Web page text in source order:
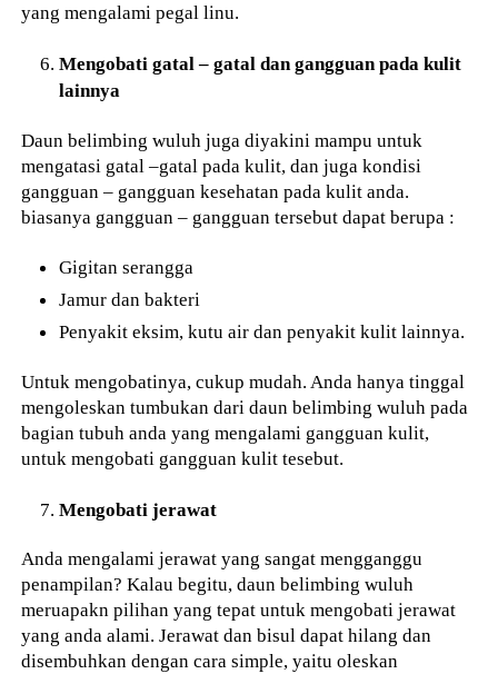
yang mengalami pegal linu.
Mengobati gatal – gatal dan gangguan pada kulit
lainnya
Daun belimbing wuluh juga diyakini mampu untuk
mengatasi gatal –gatal pada kulit, dan juga kondisi
gangguan – gangguan kesehatan pada kulit anda.
biasanya gangguan – gangguan tersebut dapat berupa :
Gigitan serangga
Jamur dan bakteri
Penyakit eksim, kutu air dan penyakit kulit lainnya.
Untuk mengobatinya, cukup mudah. Anda hanya tinggal
mengoleskan tumbukan dari daun belimbing wuluh pada
bagian tubuh anda yang mengalami gangguan kulit,
untuk mengobati gangguan kulit tesebut.
Mengobati jerawat
Anda mengalami jerawat yang sangat mengganggu
penampilan? Kalau begitu, daun belimbing wuluh
meruapakn pilihan yang tepat untuk mengobati jerawat
yang anda alami. Jerawat dan bisul dapat hilang dan
disembuhkan dengan cara simple, yaitu oleskan